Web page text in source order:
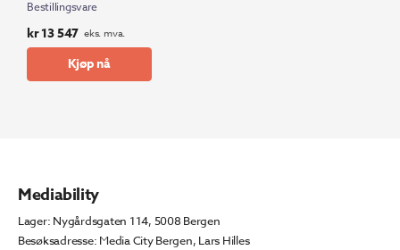
Bestillingsvare
kr13 547 eks. mva.
Kjøp nå
Mediability
Lager: Nygårdsgaten 114, 5008 Bergen
Besøksadresse: Media City Bergen, Lars Hilles